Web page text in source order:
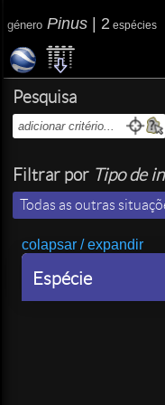
género Pinus | 2 espécies
Pesquisa
Filtrar por Tipo de
Todas as outras
colapsar / expandir
Espécie